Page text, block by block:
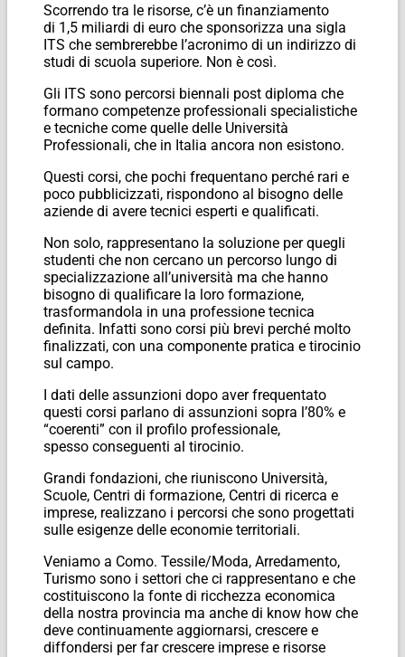
Scorrendo tra le risorse, c’è un finanziamento
di 1,5 miliardi di euro che sponsorizza una sigla
ITS che sembrerebbe l’acronimo di un indirizzo di
studi di scuola superiore. Non è così.
Gli ITS sono percorsi biennali post diploma che
formano competenze professionali specialistiche
e tecniche come quelle delle Università
Professionali, che in Italia ancora non esistono.
Questi corsi, che pochi frequentano perché rari e
poco pubblicizzati, rispondono al bisogno delle
aziende di avere tecnici esperti e qualificati.
Non solo, rappresentano la soluzione per quegli
studenti che non cercano un percorso lungo di
specializzazione all’università ma che hanno
bisogno di qualificare la loro formazione,
trasformandola in una professione tecnica
definita. Infatti sono corsi più brevi perché molto
finalizzati, con una componente pratica e tirocinio
sul campo.
I dati delle assunzioni dopo aver frequentato
questi corsi parlano di assunzioni sopra l’80% e
“coerenti” con il profilo professionale,
spesso conseguenti al tirocinio.
Grandi fondazioni, che riuniscono Università,
Scuole, Centri di formazione, Centri di ricerca e
imprese, realizzano i percorsi che sono progettati
sulle esigenze delle economie territoriali.
Veniamo a Como. Tessile/Moda, Arredamento,
Turismo sono i settori che ci rappresentano e che
costituiscono la fonte di ricchezza economica
della nostra provincia ma anche di know how che
deve continuamente aggiornarsi, crescere e
diffondersi per far crescere imprese e risorse